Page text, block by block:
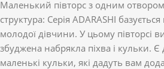
Маленький півторс з одним отвором
структура: Серія ADARASHI базується
молодої дівчини. У цьому півторсі
збуджена набрякла піхва і кульки. Є
маленькі кульки, які дадуть вам